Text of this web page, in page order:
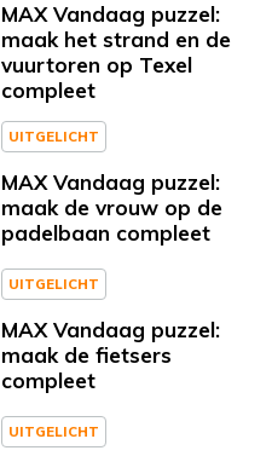
MAX Vandaag puzzel:
maak het strand en de
vuurtoren op Texel
compleet
UITGELICHT
MAX Vandaag puzzel:
maak de vrouw op de
padelbaan compleet
UITGELICHT
MAX Vandaag puzzel:
maak de fietsers
compleet
UITGELICHT